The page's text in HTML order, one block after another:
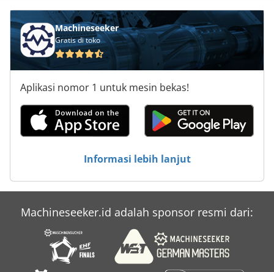
Machineseeker
Gratis di toko
Aplikasi nomor 1 untuk mesin bekas!
Informasi lebih lanjut
Machineseeker.id adalah sponsor resmi dari: